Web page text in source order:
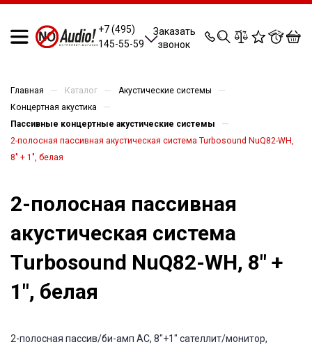
+7 (495)
145-55-59
Заказать
звонок
0 0 0 0
Главная — Каталог — Акустические системы —
Концертная акустика —
Пассивные концертные акустические системы —
2-полосная пассивная акустическая система Turbosound NuQ82-WH,
8" + 1", белая
2-полосная пассивная
акустическая система
Turbosound NuQ82-WH, 8" +
1", белая
2-полосная пассив/би-амп АС, 8"+1" сателлит/монитор,